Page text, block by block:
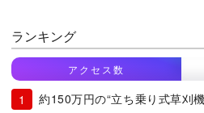
ランキング
アクセス数
約150万円の“立ち乗り式草刈